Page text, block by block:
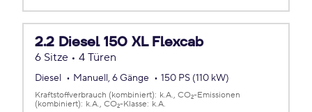
2.2 Diesel 150 XL Flexcab
6 Sitze • 4 Türen
Diesel Manuell, 6 Gänge 150 PS (110 kW)
Kraftstoffverbrauch (kombiniert): k.A. CO2-Emissionen
(kombiniert): k.A. CO2-Klasse: k.A.